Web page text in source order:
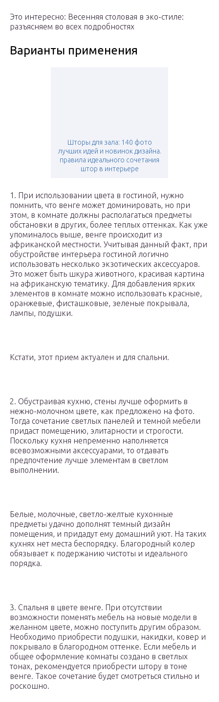
Это интересно: Весенняя столовая в эко-стиле:
разъясняем во всех подробностях
Варианты применения
Шторы для зала: 140 фото
лучших идей и новинок дизайна.
правила идеального сочетания
штор в интерьере
1. При использовании цвета в гостиной, нужно
помнить, что венге может доминировать, но при
этом, в комнате должны располагаться предметы
обстановки в других, более теплых оттенках. Как уже
упоминалось выше, венге происходит из
африканской местности. Учитывая данный факт, при
обустройстве интерьера гостиной логично
использовать несколько экзотических аксессуаров.
Это может быть шкура животного, красивая картина
на африканскую тематику. Для добавления ярких
элементов в комнате можно использовать красные,
оранжевые, фисташковые, зеленые покрывала,
лампы, подушки.
Кстати, этот прием актуален и для спальни.
2. Обустраивая кухню, стены лучше оформить в
нежно-молочном цвете, как предложено на фото.
Тогда сочетание светлых панелей и темной мебели
придаст помещению, элитарности и строгости.
Поскольку кухня непременно наполняется
всевозможными аксессуарами, то отдавать
предпочтение лучше элементам в светлом
выполнении.
Белые, молочные, светло-желтые кухонные
предметы удачно дополнят темный дизайн
помещения, и придадут ему домашний уют. На таких
кухнях нет места беспорядку. Благородный колер
обязывает к подержанию чистоты и идеального
порядка.
3. Спальня в цвете венге. При отсутствии
возможности поменять мебель на новые модели в
желанном цвете, можно поступить другим образом.
Необходимо приобрести подушки, накидки, ковер и
покрывало в благородном оттенке. Если мебель и
общее оформление комнаты создано в светлых
тонах, рекомендуется приобрести штору в тоне
венге. Такое сочетание будет смотреться стильно и
роскошно.